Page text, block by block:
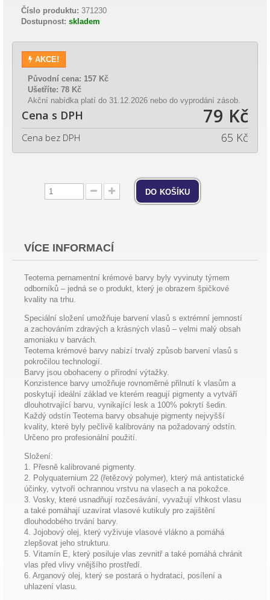
Číslo produktu: 371230
Dostupnost: skladem
AKCE!
Původní cena: 157 Kč
Ušetříte: 78 Kč
Akční nabídka platí do 31.12.2026 nebo do vyprodání zásob.
Cena s DPH 79 Kč
Cena bez DPH 65 Kč
do košíku
VÍCE INFORMACÍ
Teotema pernamentní krémové barvy byly vyvinuty týmem
odborníků – jedná se o produkt, který je obrazem špičkové
kvality na trhu.
Speciální složení umožňuje barvení vlasů s extrémní jemností
a zachováním zdravých a krásných vlasů – velmi malý obsah
amoniaku v barvách.
Teotema krémové barvy nabízí trvalý způsob barvení vlasů s
pokročilou technologií.
Barvy jsou obohaceny o přírodní výtažky.
Konzistence barvy umožňuje rovnoměrné přilnutí k vlasům a
poskytují ideální základ ve kterém reagují pigmenty a vytváří
dlouhotrvající barvu, vynikající lesk a 100% pokrytí šedin.
Každý odstín Teotema barvy obsahuje pigmenty nejvyšší
kvality, které byly pečlivě kalibrovány na požadovaný odstín.
Určeno pro profesionální použití.
Složení:
1. Přesně kalibrované pigmenty.
2. Polyquaternium 22 (řetězový polymer), který má antistatické
účinky, vytvoří ochrannou vrstvu na vlasech a na pokožce.
3. Vosky, které usnadňují rozčesávání, vyvažují vlhkost vlasu
a také pomáhají uzavírat vlasové kutikuly pro zajištění
dlouhodobého trvání barvy.
4. Jojobový olej, který vyživuje vlasové vlákno a pomáhá
zlepšovat jeho strukturu.
5. Vitamín E, který posiluje vlas zevnitř a také pomáhá chránit
vlas před vlivy vnějšího prostředí.
6. Arganový olej, který se postará o hydrataci, posílení a
uhlazení vlasu.